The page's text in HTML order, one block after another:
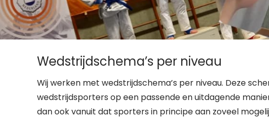
Wedstrijdschema’s per niveau
Wij werken met wedstrijdschema’s per niveau. Deze
wedstrijdsporters op een passende en uitdagende
dan ook vanuit dat sporters in principe aan zoveel